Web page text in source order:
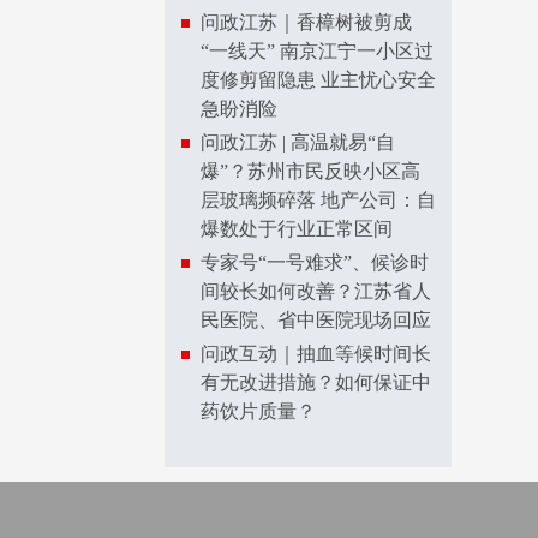
问政江苏｜香樟树被剪成
“一线天” 南京江宁一小区过
度修剪留隐患 业主忧心安全
急盼消险
问政江苏 | 高温就易“自
爆”？苏州市民反映小区高
层玻璃频碎落 地产公司：自
爆数处于行业正常区间
专家号“一号难求”、候诊时
间较长如何改善？江苏省人
民医院、省中医院现场回应
问政互动｜抽血等候时间长
有无改进措施？如何保证中
药饮片质量？